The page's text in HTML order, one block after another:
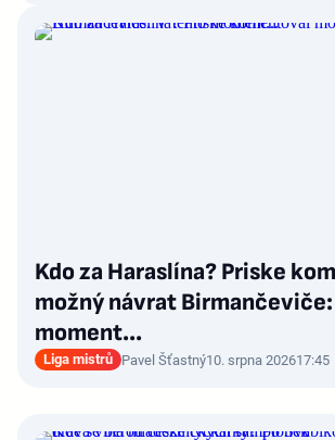
Kdo za Haraslína? Priske
možný návrat
moment...
Liga mistrů Pavel Šťastný10. srpna 202617:45